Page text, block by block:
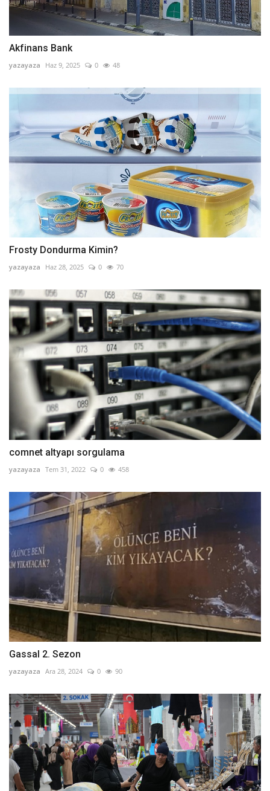
Akfinans Bank
yazayaza Haz 9, 2025 0 48
Frosty Dondurma Kimin?
yazayaza Haz 28, 2025 0 70
comnet altyapı sorgulama
yazayaza Tem 31, 2022 0 458
Gassal 2. Sezon
yazayaza Ara 28, 2024 0 90